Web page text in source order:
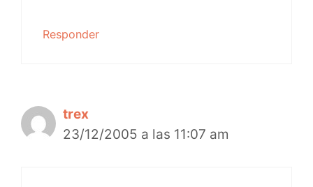
Responder
trex
23/12/2005 a las 11:07 am